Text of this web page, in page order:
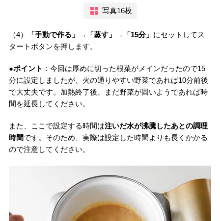
写真16枚
（4） 「手動で作る」→「蒸す」→「15分」 にセットしてス
タートボタンを押します。
●ポイント ：今回は厚めに切った根菜がメインだったので15
分に設定しましたが、火の通りやすい野菜であれば10分前後
で大丈夫です。加熱終了後、まだ野菜が固いようであれば時
間を延長してください。
また、ここで設定する時間は注いだ水が沸騰したあとの調理
時間です。そのため、実際は設定した時間よりも長くかかる
ので注意してください。